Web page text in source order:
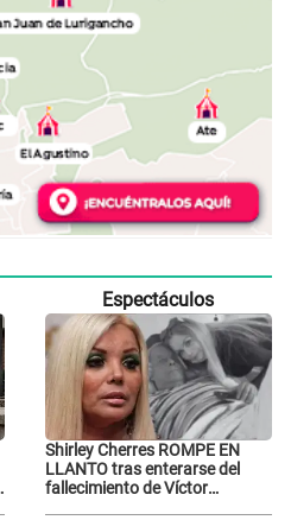
Espectáculos
Shirley Cherres ROMPE EN
LLANTO tras enterarse del
fallecimiento de Víctor